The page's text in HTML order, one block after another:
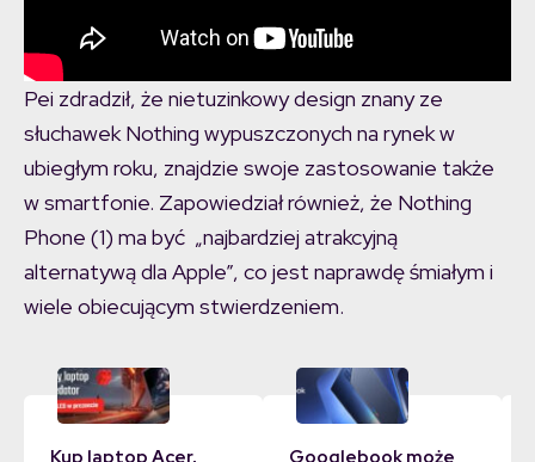
Pei zdradził, że nietuzinkowy design znany ze
słuchawek Nothing wypuszczonych na rynek w
ubiegłym roku, znajdzie swoje zastosowanie także
w smartfonie. Zapowiedział również, że Nothing
Phone (1) ma być „najbardziej atrakcyjną
alternatywą dla Apple”, co jest naprawdę śmiałym i
wiele obiecującym stwierdzeniem.